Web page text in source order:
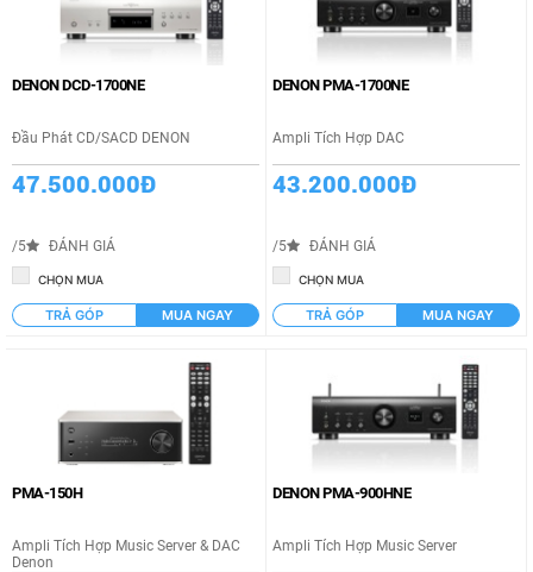
DENON DCD-1700NE
Đầu Phát CD/SACD DENON
47.500.000Đ
/5 ĐÁNH GIÁ
CHỌN MUA
TRẢ GÓP MUA NGAY
DENON PMA-1700NE
Ampli Tích Hợp DAC
43.200.000Đ
/5 ĐÁNH GIÁ
CHỌN MUA
TRẢ GÓP MUA NGAY
PMA-150H
Ampli Tích Hợp Music Server & DAC
Denon
DENON PMA-900HNE
Ampli Tích Hợp Music Server